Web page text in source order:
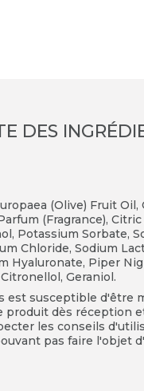
DES
(Olive) Fruit
(Fragrance),
Potassium Sorbate,
Chloride, Sodium
Hyaluronate, Piper
Geraniol.
est susceptible d'être
produit dès réception
les conseils
pas faire l'objet